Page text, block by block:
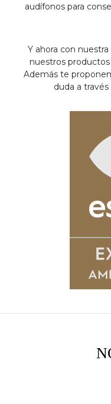
audífonos para
Y ahora con
nuestros
Además te
duda a